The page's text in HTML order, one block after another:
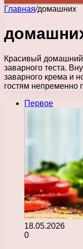
Главная/домашних
Красивый домашний
заварного теста.
заварного крема и
гостям непременно
Первое
18.05.2026
0